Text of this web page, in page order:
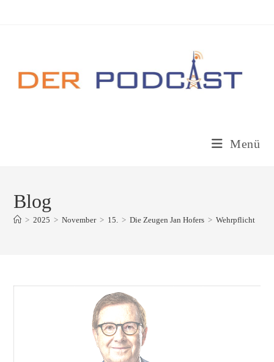
Menü
Blog
> 2025 > November > 15. > Die Zeugen Jan Hofers > Wehrpflicht